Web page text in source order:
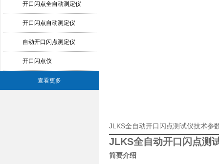
开口闪点全自动测定仪
开口闪点自动测定仪
自动开口闪点测定仪
开口闪点仪
查看更多
JLKS全自动开口闪点测试仪技术参
JLKS全自动开口闪点测
简要介绍